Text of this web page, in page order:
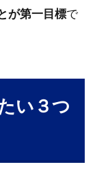
が第一目標で
い３つ